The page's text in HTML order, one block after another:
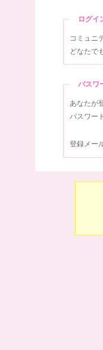
ログイ
コミュニ
どなたで
パスワ
あなたが
パスワー
登録メー